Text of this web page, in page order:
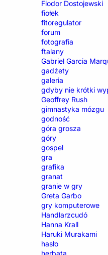
Fiodor Dostojewski
fiołek
fitoregulator
forum
fotografia
ftalany
Gabriel Garcia
gadżety
galeria
gdyby nie krótki
Geoffrey Rush
gimnastyka mózgu
godność
góra grosza
góry
gospel
gra
grafika
granat
granie w gry
Greta Garbo
gry komputerowe
Handlarzcudó
Hanna Krall
Haruki Murakami
hasło